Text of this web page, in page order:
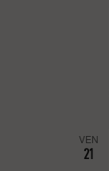
VEN
21